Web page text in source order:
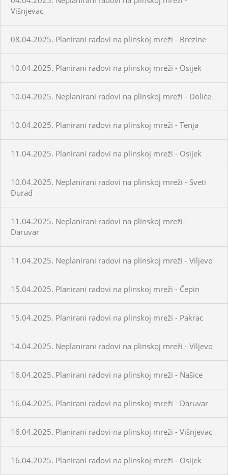
Višnjevac
08.04.2025. Planirani radovi na plinskoj mreži - Brezine
10.04.2025. Planirani radovi na plinskoj mreži - Osijek
10.04.2025. Neplanirani radovi na plinskoj mreži - Doliće
10.04.2025. Planirani radovi na plinskoj mreži - Tenja
11.04.2025. Planirani radovi na plinskoj mreži - Osijek
10.04.2025. Neplanirani radovi na plinskoj mreži - Sveti
Đurađ
11.04.2025. Neplanirani radovi na plinskoj mreži -
Daruvar
11.04.2025. Neplanirani radovi na plinskoj mreži - Viljevo
15.04.2025. Planirani radovi na plinskoj mreži - Čepin
15.04.2025. Planirani radovi na plinskoj mreži - Pakrac
14.04.2025. Neplanirani radovi na plinskoj mreži - Viljevo
16.04.2025. Planirani radovi na plinskoj mreži - Našice
16.04.2025. Planirani radovi na plinskoj mreži - Daruvar
16.04.2025. Planirani radovi na plinskoj mreži - Višnjevac
16.04.2025. Planirani radovi na plinskoj mreži - Osijek